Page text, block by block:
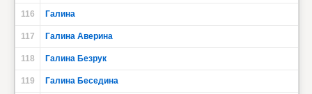
116 Галина
117 Галина Аверина
118 Галина Безрук
119 Галина Беседина